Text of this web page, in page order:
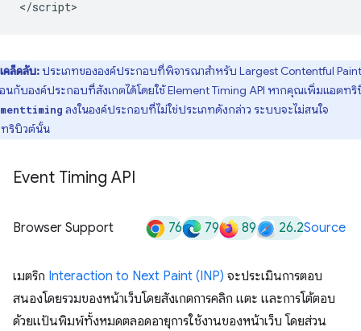
เคล็ดลับ: ประเภทขององค์ประกอบที่พิจารณาสำหรับ Largest Contentful
นกับองค์ประกอบที่สังเกตได้โดยใช้ Element Timing API หากคุณเพิ่มแอตท
ลงในองค์ประกอบที่ไม่ใช่ประเภทดังกล่าว ระบบจะไม่สนใจ
ริบิวต์นั้น
Event Timing API
Browser Support 76 79 89 26.2Source
เมตริก Interaction to Next Paint (INP) จะประเมินการตอบ
สนองโดยรวมของหน้าเว็บโดยสังเกตการคลิก แตะ และการโต้ตอบ
ด้วยแป้นพิมพ์ทั้งหมดตลอดอายุการใช้งานของหน้าเว็บ โดยส่วน